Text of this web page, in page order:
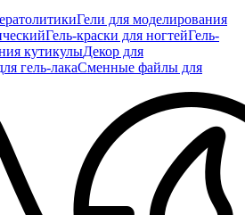
Гели для моделирования
Гель-краски для ногтейГель-
кутикулыДекор для
гель-лакаСменные файлы для